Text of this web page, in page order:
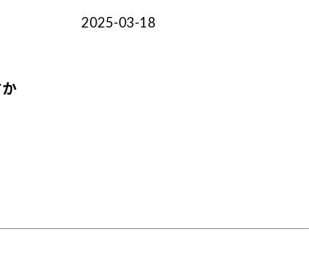
2025-03-18